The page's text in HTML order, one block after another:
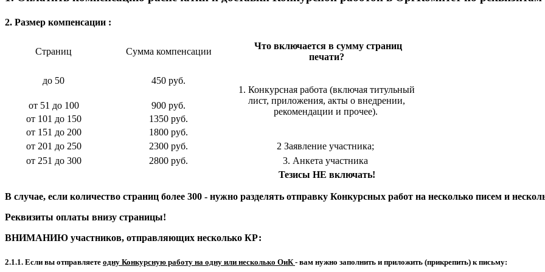
2. Размер компенсации :
Страниц Сумма компенсации
Что включается в сумму страниц
печати?
до 50
450 руб.
1. Конкурсная работа (включая титульный
лист, приложения, акты о внедрении,
рекомендации и прочее).
от 51 до 100
900 руб.
от 101 до 150
1350 руб.
от 151 до 200
1800 руб.
от 201 до 250
2300 руб.
2 Заявление участника;
от 251 до 300
2800 руб.
3. Анкета участника
Тезисы НЕ включать!
В случае, если количество страниц более 300 - нужно разделять отправку Конкурсных работ на несколько писем и
Реквизиты оплаты внизу страницы!
ВНИМАНИЮ участников, отправляющих несколько КР:
2.1.1. Если вы отправляете одну Конкурсную работу на одну или несколько ОиК - вам нужно заполнить и приложить (прикрепить) к письму: